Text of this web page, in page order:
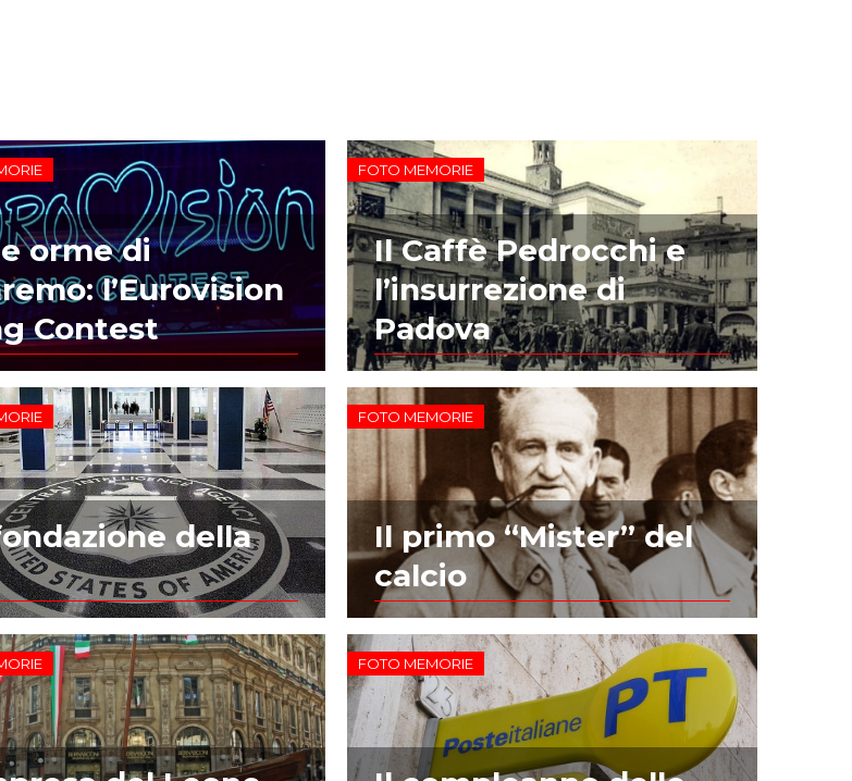
orme di
l’Eurovision
Contest
FOTO MEMORIE
Il Caffè Pedrocchi e
l’insurrezione di
Padova
della
FOTO MEMORIE
Il primo “Mister” del
calcio
FOTO MEMORIE